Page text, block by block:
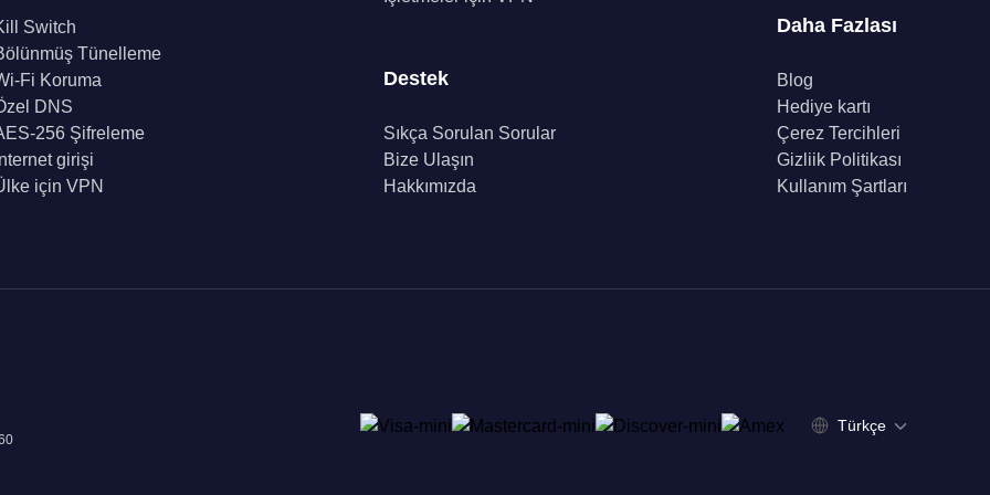
Switch
Tünelleme
Fi Koruma
DNS
256 Şifreleme
İnternet girişi
için VPN
Destek
Sıkça Sorulan Sorular
Bize Ulaşın
Hakkımızda
Daha Fazlası
Blog
Hediye kartı
Çerez Tercihleri
Gizliik Politikası
Kullanım Şartları
Türkçe